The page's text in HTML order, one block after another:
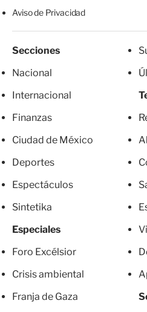
Aviso de Privacidad
Secciones
Nacional
Internacional
Finanzas
Ciudad de México
Deportes
Espectáculos
Sintetika
Especiales
Foro Excélsior
Crisis ambiental
Franja de Gaza